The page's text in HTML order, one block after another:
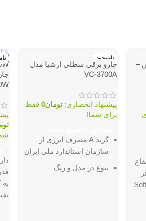
–
زیباشروع عملیات بصورت Soft
ناموجود
جارو برقی سطلی ارشیا مدل
VC-3700A
پیشنهاد انحصاری:تومان0 فقط
برای شما!
گرید A مصرف انرژی از
سازمان استاندارد ملی ایران
تنوع در مدل و رنگ